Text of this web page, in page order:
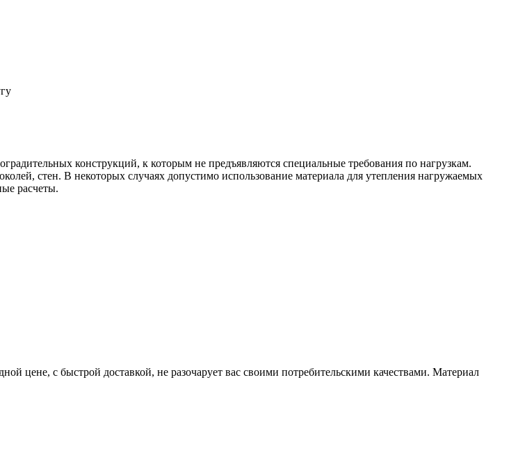
конструкций, к которым не предъявляются специальные требования по нагрузкам.
стен. В некоторых случаях допустимо использование материала для утепления нагружаемых
расчеты.
цене, с быстрой доставкой, не разочарует вас своими потребительскими качествами. Материал